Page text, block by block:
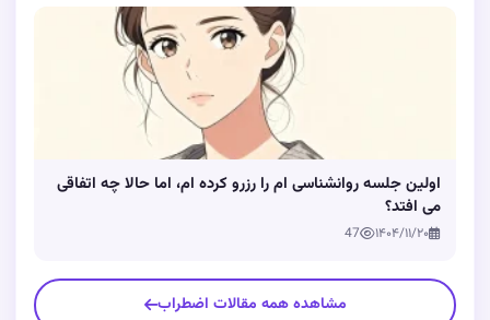
اولین جلسه روانشناسی ام را رزرو کرده ام، اما حالا چه اتفاقی
می افتد؟
۱۴۰۴/۱۱/۲۰ 47
مشاهده همه مقالات اضطراب